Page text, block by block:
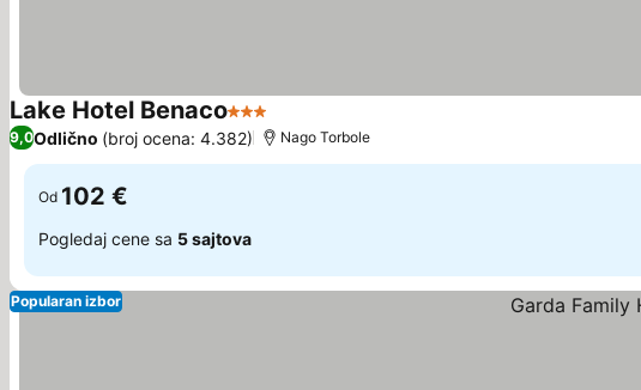
Lake Hotel Benaco3 Zvezdice
9,0Odlično (broj ocena: 4.382) Nago Torbole
Od 102 €
Pogledaj cene sa 5 sajtova
Popularan izbor